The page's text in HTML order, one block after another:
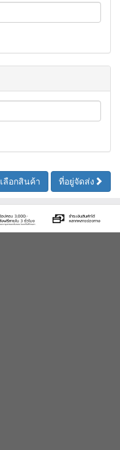
เลือกสินค้า ที่อยู่จัดส่ง